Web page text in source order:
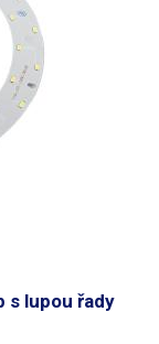
s lupou řady